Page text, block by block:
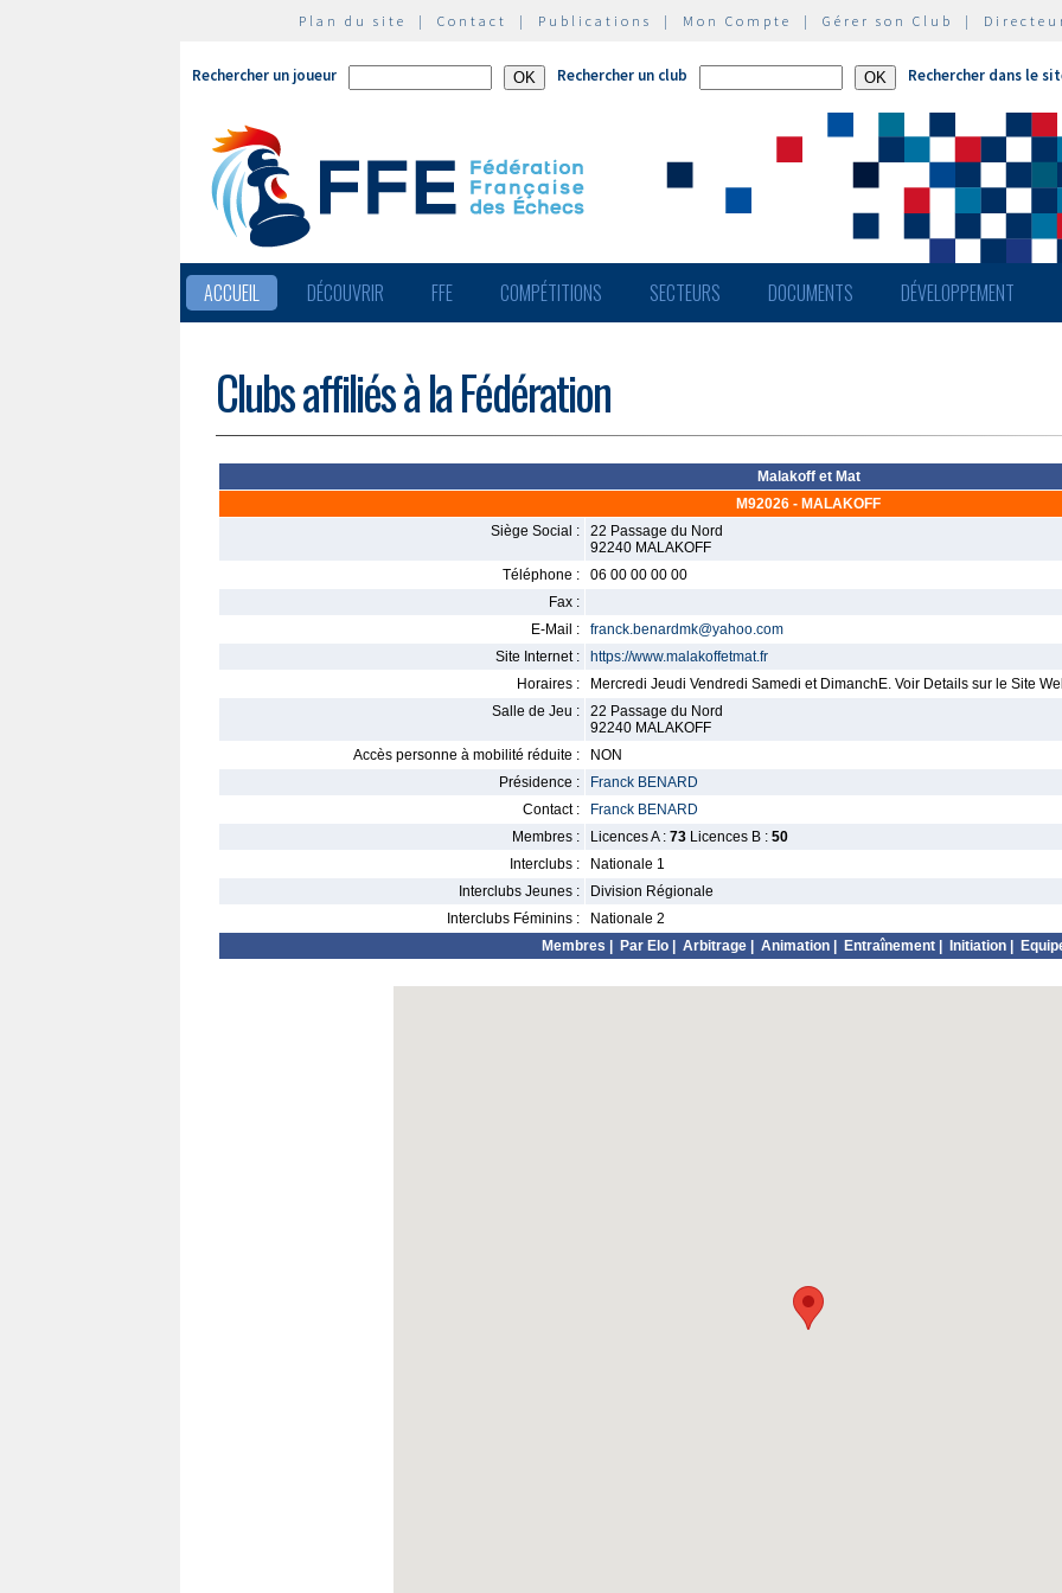
Plan du site | Contact | Publications | Mon Compte | Gérer son Club |
Rechercher un joueur Rechercher un club Rechercher dans le
ACCUEIL DÉCOUVRIR FFE COMPÉTITIONS SECTEURS DOCUMENTS DÉVELOPPEMENT
Clubs affiliés à la Fédération
Malakoff et Mat
M92026 - MALAKOFF
Siège Social :
22 Passage du Nord
92240 MALAKOFF
Téléphone :
06 00 00 00 00
Fax :
E-Mail :
franck.benardmk@yahoo.com
Site Internet :
https://www.malakoffetmat.fr
Horaires :
Mercredi Jeudi Vendredi Samedi et DimanchE. Voir Details sur le Site
Salle de Jeu :
22 Passage du Nord
92240 MALAKOFF
Accès personne à mobilité réduite :
NON
Présidence :
Franck BENARD
Contact :
Franck BENARD
Membres :
Licences A : 73 Licences B : 50
Interclubs :
Nationale 1
Interclubs Jeunes :
Division Régionale
Interclubs Féminins :
Nationale 2
Membres
Par Elo Arbitrage Animation Entraînement Initiation